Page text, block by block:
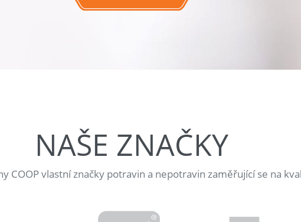
NAŠE ZNAČKY
COOP vlastní značky potravin a nepotravin zaměřující se na